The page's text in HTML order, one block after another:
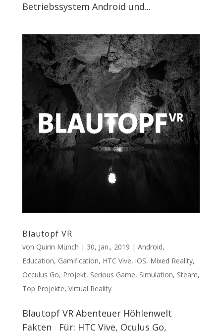
Betriebssystem Android und...
Blautopf VR
von Quirin Münch | 30, Jan., 2019 | Android,
Education, Gamification, HTC Vive, iOS, Mixed Reality,
Occulus Go, Projekt, Serious Game, Simulation, Steam,
Top Projekte, Virtual Reality
Blautopf VR Abenteuer Höhlenwelt
Fakten Für: HTC Vive, Oculus Go,